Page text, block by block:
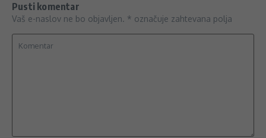
Pusti komentar
Vaš e-naslov ne bo objavljen. * označuje zahtevana polja